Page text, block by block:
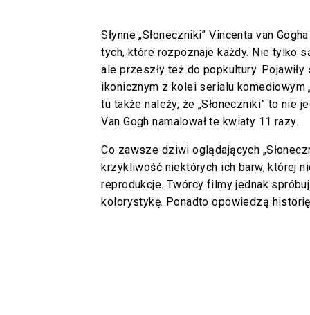
Słynne „Słoneczniki” Vincenta van
tych, które rozpoznaje każdy. Nie tylko
ale przeszły też do popkultury. Pojawiły
ikonicznym z kolei serialu komediowym
tu także należy, że „Słoneczniki” to nie
Van Gogh namalował te kwiaty 11 razy.
Co zawsze dziwi oglądających
krzykliwość niektórych ich barw, której
reprodukcje. Twórcy filmy jednak
kolorystykę. Ponadto opowiedzą